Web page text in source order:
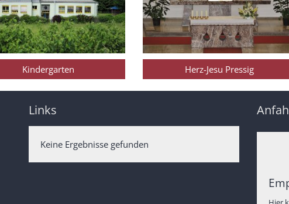
Kindergarten Herz-Jesu Pressig
Links
Keine Ergebnisse gefunden